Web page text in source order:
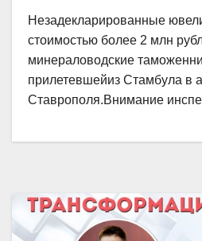
Незадекларированные
стоимостью более 2 млн
минераловодские
прилетевшейиз Стамбула в
Ставрополя.Внимание